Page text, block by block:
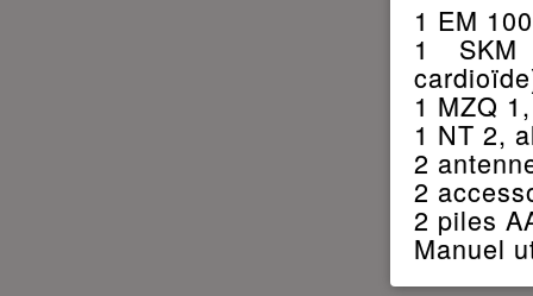
1 EM
1 SKM
1 MZQ
1 NT 2,
2
2
2 piles
Manuel